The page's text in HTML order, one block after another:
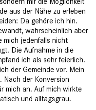
aus der Nähe zu erleben
Da gehöre ich hin.
wahrscheinlich aber
mich jedenfalls nicht
Die Aufnahme in die
ich als sehr feierlich.
der Gemeinde vor. Mein
Nach der Konversion
mich an. Auf mich wirkte
und alltagsgrau.